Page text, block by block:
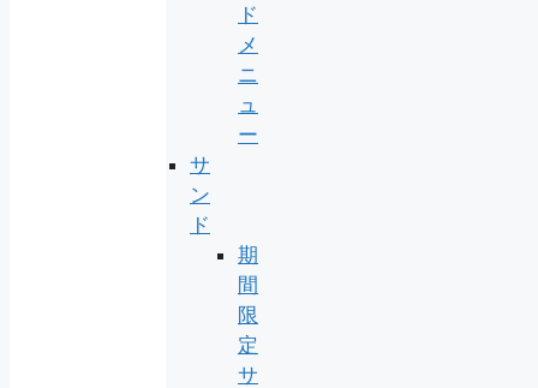
ド
メ
ニ
ュ
ー
サ
ン
ド
期
間
限
定
サ